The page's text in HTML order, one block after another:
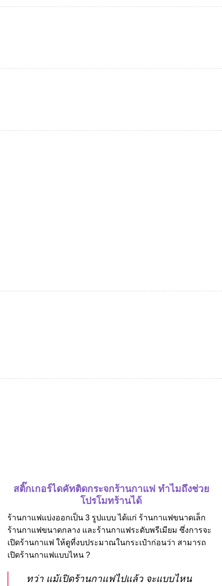
สติ๊กเกอร์ไดคัทติดกระจกร้านกาแฟ ทำไมถึงช่วย
โปรโมทร้านได้
ร้านกาแฟแบ่งออกเป็น 3 รูปแบบ ได้แก่ ร้านกาแฟขนาดเล็ก
ร้านกาแฟขนาดกลาง และร้านกาแฟระดับพรีเมียม ซึ่งการจะ
เปิดร้านกาแฟ ให้ดูที่งบประมาณในกระเป๋าก่อนว่า สามารถ
เปิดร้านกาแฟแบบไหน ?
ทว่า แม้เปิดร้านกาแฟไปแล้ว จะแบบไหน